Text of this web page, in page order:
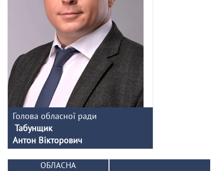
Голова обласної ради
Табунщик
Антон Вікторович
ОБЛАСНА